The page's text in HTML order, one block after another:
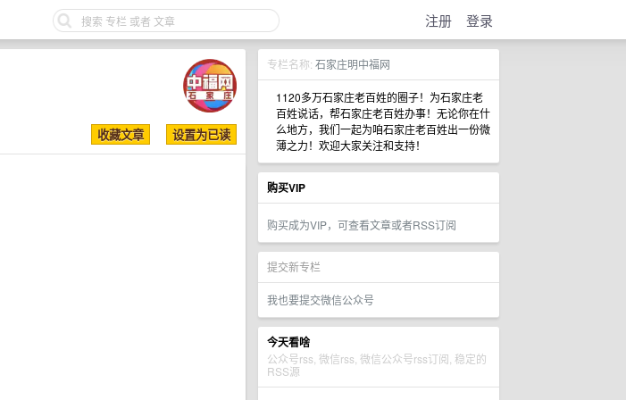
注册 登录
专栏名称: 石家庄明中福网
1120多万石家庄老百姓的圈子！为石家庄老
百姓说话，帮石家庄老百姓办事！无论你在什
么地方，我们一起为咱石家庄老百姓出一份微
薄之力！欢迎大家关注和支持！
购买VIP
购买成为VIP，可查看文章或者RSS订阅
提交新专栏
我也要提交微信公众号
今天看啥
公众号rss, 微信rss, 微信公众号rss订阅, 稳定的
RSS源